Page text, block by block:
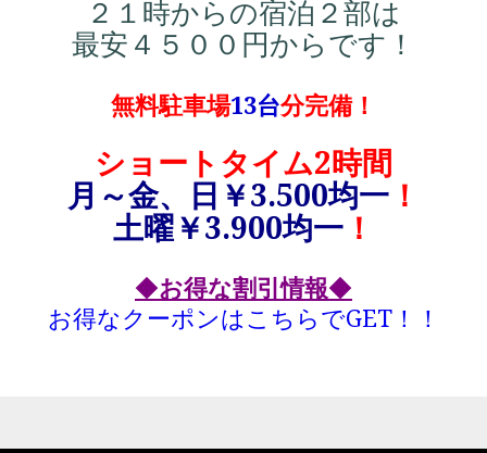
２１時からの宿泊２部は
最安４５００円からです！
無料駐車場13台分完備！
ショートタイム2時間
月～金、日￥3.500均一 ！
土曜￥3.900均一 ！
◆お得な割引情報◆
お得なクーポンはこちらでGET！！